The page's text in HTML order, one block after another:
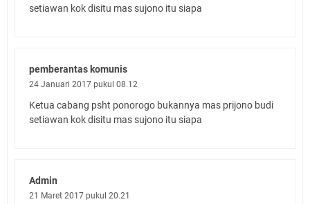
setiawan kok disitu mas sujono itu siapa
pemberantas komunis
24 Januari 2017 pukul 08.12
Ketua cabang psht ponorogo bukannya mas prijono budi
setiawan kok disitu mas sujono itu siapa
Admin
21 Maret 2017 pukul 20.21